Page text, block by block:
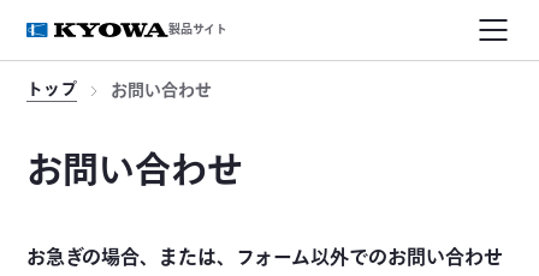
製品サイト
トップ お問い合わせ
お問い合わせ
お急ぎの場合、または、フォーム以外でのお問い合わせ